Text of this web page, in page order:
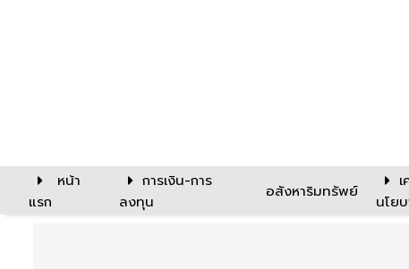
หน้า
แรก
การเงิน-การ
ลงทุน
อสังหาริมทรัพย์
นโย